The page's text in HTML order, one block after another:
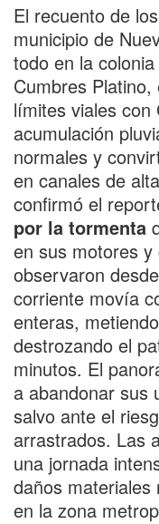
El recuento de
municipio de
todo en la
Cumbres
límites viales
acumulación
normales y
en canales de
confirmó el
por la tormenta
en sus motores
observaron
corriente movía
enteras,
destrozando el
minutos. El
a abandonar sus
salvo ante el
arrastrados. Las
una jornada
daños
en la zona